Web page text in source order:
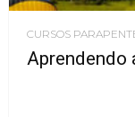
CURSOS
Aprendendo